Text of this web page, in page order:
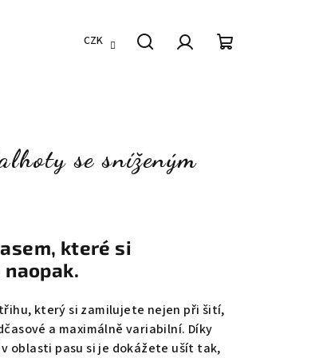
CZK
se sníženým
které si
který si zamilujete nejen při šití,
a maximálně variabilní. Díky
oblasti pasu si je dokážete ušít tak,